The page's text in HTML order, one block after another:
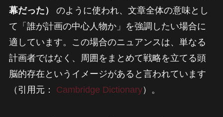
幕だった）
のように使われ、文章全体の意味とし
て「誰が計画の中心人物か」を強調したい場合に
適しています。この場合のニュアンスは、単なる
計画者ではなく、周囲をまとめて戦略を立てる頭
脳的存在というイメージがあると言われています
（引用元： Cambridge Dictionary）。